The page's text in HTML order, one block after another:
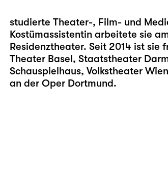
studierte Theater-, Film- und
Kostüm­assistentin arbeitete sie
Residenztheater. Seit 2014 ist
Theater Basel, Staats­theater
Schauspielhaus, Volkstheater
an der Oper Dortmund.